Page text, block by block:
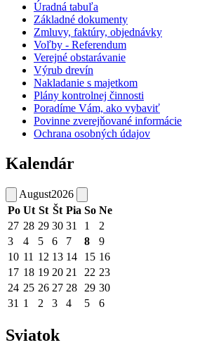
Úradná tabuľa
Základné dokumenty
Zmluvy, faktúry, objednávky
Voľby - Referendum
Verejné obstarávanie
Výrub drevín
Nakladanie s majetkom
Plány kontrolnej činnosti
Poradíme Vám, ako vybaviť
Povinne zverejňované informácie
Ochrana osobných údajov
Kalendár
August2026
Po Ut St Št Pia So Ne
27 28 29 30 31 1
2
3
4 5 6 7 8
9
10 11 12 13 14 15 16
17 18 19 20 21 22 23
24 25 26 27 28 29 30
31 1 2 3 4 5 6
Sviatok